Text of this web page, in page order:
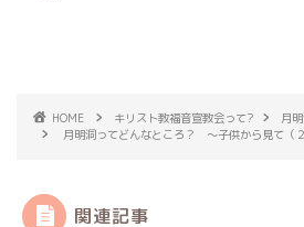
HOME キリスト教福音宣教会って?
月
月明洞ってどんなところ？ 〜子供から見て（
関連記事